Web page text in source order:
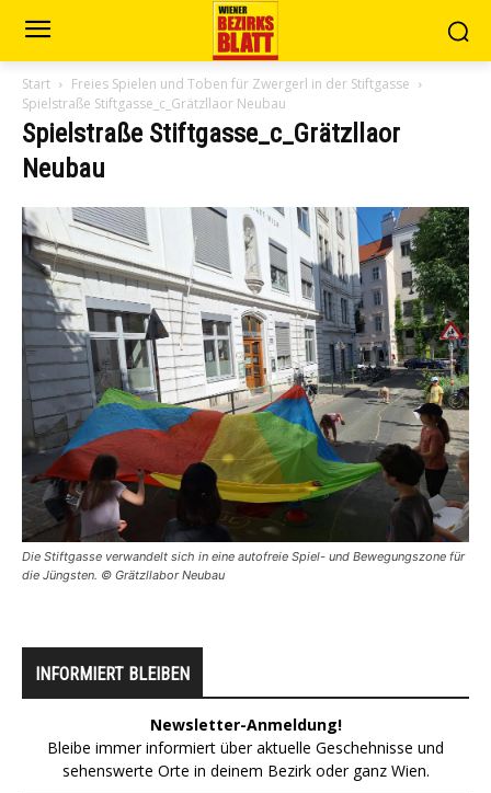
Start
Freies Spielen und Toben für Zwergerl in der Stiftgasse
Spielstraße Stiftgasse_c_Grätzllaor Neubau
Spielstraße Stiftgasse_c_Grätzllaor
Neubau
Die Stiftgasse verwandelt sich in eine autofreie Spiel- und Bewegungszone für
die Jüngsten. © Grätzllabor Neubau
INFORMIERT BLEIBEN
Newsletter-Anmeldung!
Bleibe immer informiert über aktuelle Geschehnisse und
sehenswerte Orte in deinem Bezirk oder ganz Wien.